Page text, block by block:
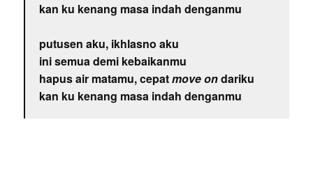
kan ku kenang masa indah denganmu
putusen aku, ikhlasno aku
ini semua demi kebaikanmu
hapus air matamu, cepatmove ondariku
kan ku kenang masa indah denganmu